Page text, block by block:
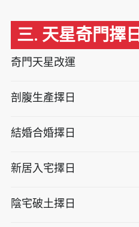
三. 天星奇門擇日
奇門天星改運
剖腹生產擇日
結婚合婚擇日
新居入宅擇日
陰宅破土擇日